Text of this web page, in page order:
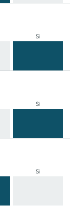
Si
Si
Si